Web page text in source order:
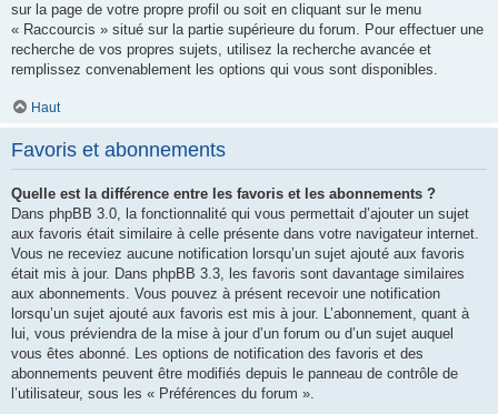
sur la page de votre propre profil ou soit en cliquant sur le menu
« Raccourcis » situé sur la partie supérieure du forum. Pour effectuer une
recherche de vos propres sujets, utilisez la recherche avancée et
remplissez convenablement les options qui vous sont disponibles.
Haut
Favoris et abonnements
Quelle est la différence entre les favoris et les abonnements ?
Dans phpBB 3.0, la fonctionnalité qui vous permettait d’ajouter un sujet
aux favoris était similaire à celle présente dans votre navigateur internet.
Vous ne receviez aucune notification lorsqu’un sujet ajouté aux favoris
était mis à jour. Dans phpBB 3.3, les favoris sont davantage similaires
aux abonnements. Vous pouvez à présent recevoir une notification
lorsqu’un sujet ajouté aux favoris est mis à jour. L’abonnement, quant à
lui, vous préviendra de la mise à jour d’un forum ou d’un sujet auquel
vous êtes abonné. Les options de notification des favoris et des
abonnements peuvent être modifiés depuis le panneau de contrôle de
l’utilisateur, sous les « Préférences du forum ».